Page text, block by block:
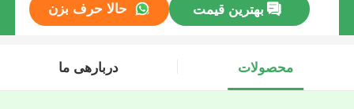
بهترین قیمت حالا حرف بزن
محصولات دربارهی ما